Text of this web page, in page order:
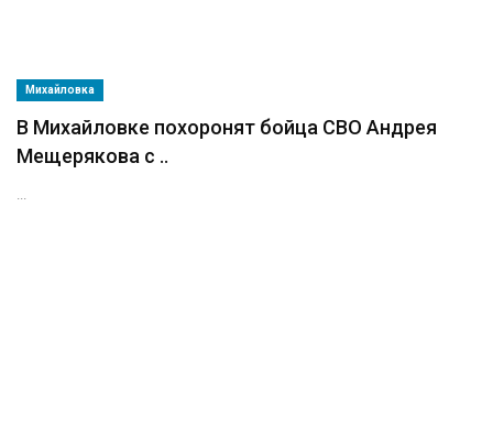
Михайловка
В Михайловке похоронят бойца СВО Андрея
Мещерякова с ..
...